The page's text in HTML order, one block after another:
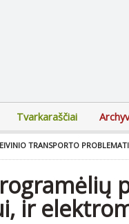
Tvarkaraščiai
TRANSPORTO
ir